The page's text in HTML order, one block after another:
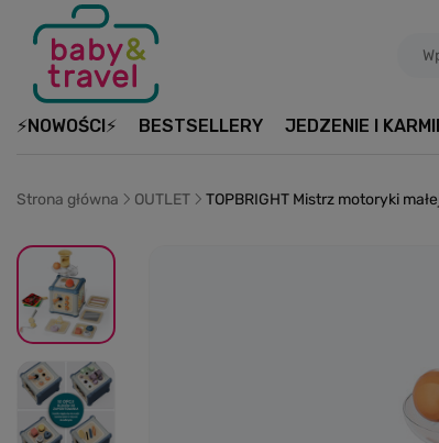
⚡NOWOŚCI⚡ BESTSELLERY JEDZENIE I
Strona główna OUTLET TOPBRIGHT Mistrz motoryki